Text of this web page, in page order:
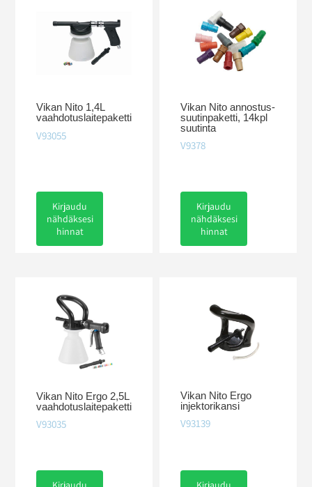
Vikan Nito 1,4L
vaahdotuslaitepaketti
V93055
Kirjaudu
nähdäksesi
hinnat
Vikan Nito annostus-
suutinpaketti, 14kpl
suutinta
V9378
Kirjaudu
nähdäksesi
hinnat
Vikan Nito Ergo 2,5L
vaahdotuslaitepaketti
V93035
Vikan Nito Ergo
injektorikansi
V93139